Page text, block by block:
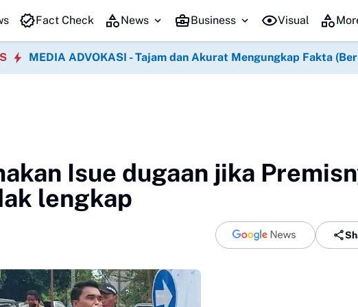
Fact Check News Business Visual
MEDIA ADVOKASI - Tajam dan Akurat Mengungkap Fakta
Isue dugaan jika
lengkap